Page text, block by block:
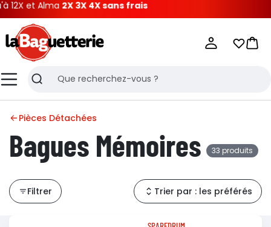
2X 3X 4X sans frais
MenuRecherche
Mes
Pièces Détachées
Bagues Mémoires 33 produits
Filtrer Trier par : les préférés